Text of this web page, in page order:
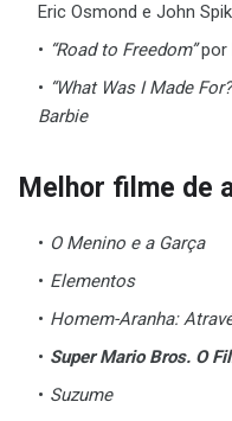
Eric Osmond e John
“Road to Freedom”por
“What Was I Made
Barbie
Melhor filme de
O Menino e a Garça
Elementos
Homem-Aranha:
Super Mario Bros. O
Suzume